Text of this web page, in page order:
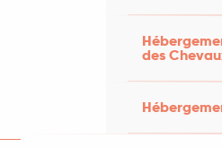
des